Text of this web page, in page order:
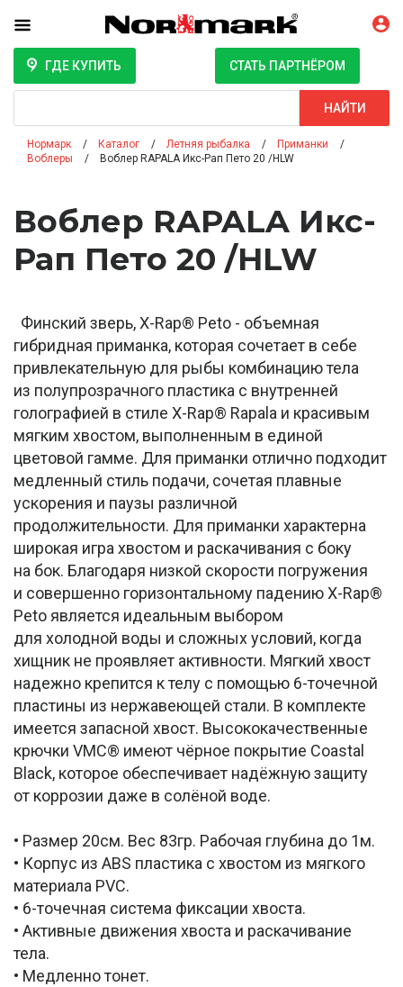
ГДЕ КУПИТЬ СТАТЬ ПАРТНЁРОМ
НАЙТИ
Нормарк Каталог Летняя рыбалка
Приманки
Воблеры
Воблер RAPALA Икс-Рап Пето 20 /HLW
Воблер RAPALA Икс-
Рап Пето 20 /HLW
Финский зверь, X-Rap® Peto - объемная
гибридная приманка, которая сочетает в себе
привлекательную для рыбы комбинацию тела
из полупрозрачного пластика с внутренней
голографией в стиле X-Rap® Rapala и красивым
мягким хвостом, выполненным в единой
цветовой гамме. Для приманки отлично подходит
медленный стиль подачи, сочетая плавные
ускорения и паузы различной
продолжительности. Для приманки характерна
широкая игра хвостом и раскачивания с боку
на бок. Благодаря низкой скорости погружения
и совершенно горизонтальному падению X-Rap®
Peto является идеальным выбором
для холодной воды и сложных условий, когда
хищник не проявляет активности. Мягкий хвост
надежно крепится к телу с помощью 6-точечной
пластины из нержавеющей стали. В комплекте
имеется запасной хвост. Высококачественные
крючки VMC® имеют чёрное покрытие Coastal
Black, которое обеспечивает надёжную защиту
от коррозии даже в солёной воде.
• Размер 20см. Вес 83гр. Рабочая глубина до 1м.
• Корпус из ABS пластика с хвостом из мягкого
материала PVC.
• 6-точечная система фиксации хвоста.
• Активные движения хвоста и раскачивание
тела.
• Медленно тонет.